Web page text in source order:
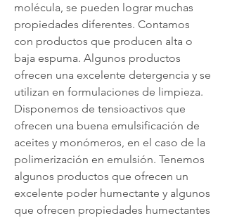
molécula, se pueden lograr muchas
propiedades diferentes. Contamos
con productos que producen alta o
baja espuma. Algunos productos
ofrecen una excelente detergencia y se
utilizan en formulaciones de limpieza.
Disponemos de tensioactivos que
ofrecen una buena emulsificación de
aceites y monómeros, en el caso de la
polimerización en emulsión. Tenemos
algunos productos que ofrecen un
excelente poder humectante y algunos
que ofrecen propiedades humectantes